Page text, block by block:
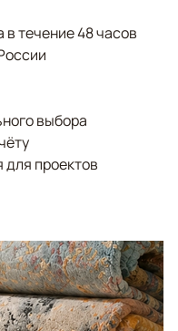
течение 48 часов
выбора
проектов